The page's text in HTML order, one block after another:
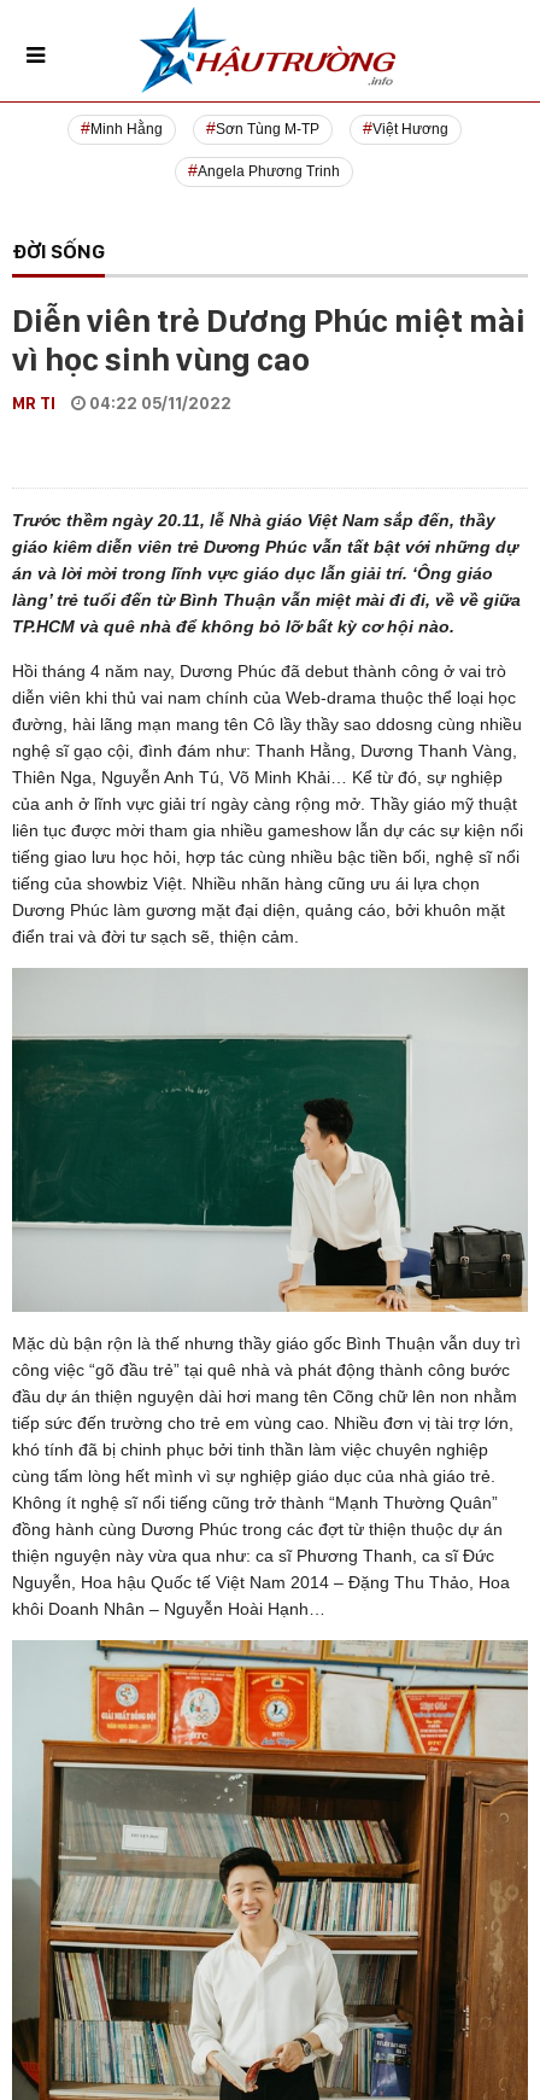
Minh Hằng Sơn Tùng M-TP Việt Hương
Angela Phương Trinh
ĐỜI SỐNG
Diễn viên trẻ Dương Phúc miệt mài
vì học sinh vùng cao
MR TI 04:22 05/11/2022
Trước thềm ngày 20.11, lễ Nhà giáo Việt Nam sắp đến, thầy
giáo kiêm diễn viên trẻ Dương Phúc vẫn tất bật với những dự
án và lời mời trong lĩnh vực giáo dục lẫn giải trí. ‘Ông giáo
làng’ trẻ tuổi đến từ Bình Thuận vẫn miệt mài đi đi, về về giữa
TP.HCM và quê nhà để không bỏ lỡ bất kỳ cơ hội nào.
Hồi tháng 4 năm nay, Dương Phúc đã debut thành công ở vai trò
diễn viên khi thủ vai nam chính của Web-drama thuộc thể loại học
đường, hài lãng mạn mang tên Cô lầy thầy sao ddosng cùng nhiều
nghệ sĩ gạo cội, đình đám như: Thanh Hằng, Dương Thanh Vàng,
Thiên Nga, Nguyễn Anh Tú, Võ Minh Khải… Kể từ đó, sự nghiệp
của anh ở lĩnh vực giải trí ngày càng rộng mở. Thầy giáo mỹ thuật
liên tục được mời tham gia nhiều gameshow lẫn dự các sự kiện nổi
tiếng giao lưu học hỏi, hợp tác cùng nhiều bậc tiền bối, nghệ sĩ nổi
tiếng của showbiz Việt. Nhiều nhãn hàng cũng ưu ái lựa chọn
Dương Phúc làm gương mặt đại diện, quảng cáo, bởi khuôn mặt
điển trai và đời tư sạch sẽ, thiện cảm.
Mặc dù bận rộn là thế nhưng thầy giáo gốc Bình Thuận vẫn duy trì
công việc “gõ đầu trẻ” tại quê nhà và phát động thành công bước
đầu dự án thiện nguyện dài hơi mang tên Cõng chữ lên non nhằm
tiếp sức đến trường cho trẻ em vùng cao. Nhiều đơn vị tài trợ lớn,
khó tính đã bị chinh phục bởi tinh thần làm việc chuyên nghiệp
cùng tấm lòng hết mình vì sự nghiệp giáo dục của nhà giáo trẻ.
Không ít nghệ sĩ nổi tiếng cũng trở thành “Mạnh Thường Quân”
đồng hành cùng Dương Phúc trong các đợt từ thiện thuộc dự án
thiện nguyện này vừa qua như: ca sĩ Phương Thanh, ca sĩ Đức
Nguyễn, Hoa hậu Quốc tế Việt Nam 2014 – Đặng Thu Thảo, Hoa
khôi Doanh Nhân – Nguyễn Hoài Hạnh…